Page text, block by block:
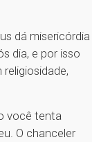
dá misericórdia
dia, e por isso
você tenta
O chanceler